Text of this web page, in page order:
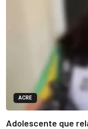
ACRE
Adolescente que